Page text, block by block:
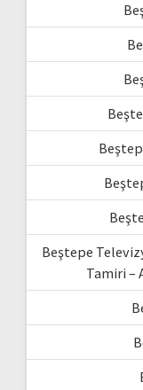
Beştepe
Tamiri –